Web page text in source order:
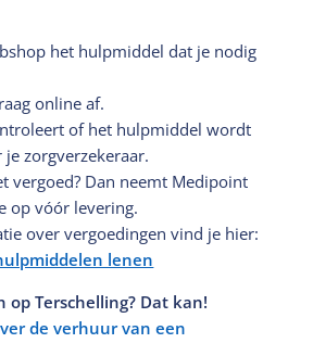
het hulpmiddel dat je nodig
online af.
of het hulpmiddel wordt
zorgverzekeraar.
vergoed? Dan neemt Medipoint
op vóór levering.
over vergoedingen vind je hier:
lenen
op Terschelling? Dat kan!
de verhuur van een